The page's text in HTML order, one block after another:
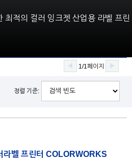
최적의 컬러 잉크젯 산업용 라벨 프린
1/1페이지
정렬 기준:
라벨 프린터 COLORWORKS